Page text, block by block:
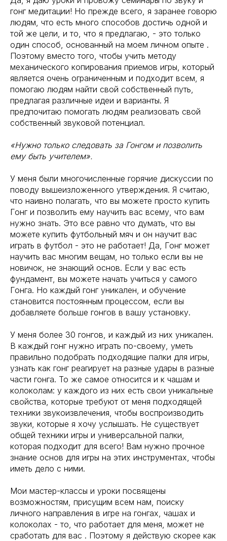
гонг медитации! Но прежде всего, я заранее говорю
людям, что есть много способов достичь одной и
той же цели, и то, что я предлагаю, - это только
один способ, основанный на моем личном опыте .
Поэтому вместо того, чтобы учить методу
механического копирования приемов игры, который
является очень ограниченным и подходит всем, я
помогаю людям найти свой собственный путь,
предлагая различные идеи и варианты. Я
предпочитаю помогать людям реализовать свой
собственный звуковой потенциал.
«Нужно только следовать за Гонгом и позволить
ему быть учителем».
У меня были многочисленные горячие дискуссии по
поводу вышеизложенного утверждения. Я считаю,
что наивно полагать, что вы можете просто купить
Гонг и позволить ему научить вас всему, что вам
нужно знать. Это все равно что думать, что вы
можете купить футбольный мяч и он научит вас
играть в футбол - это не работает! Да, Гонг может
научить вас многим вещам, но только если вы не
новичок, не знающий основ. Если у вас есть
фундамент, вы можете начать учиться у самого
Гонга. Но каждый гонг уникален, и обучение
становится постоянным процессом, если вы
добавляете больше гонгов в вашу установку.
У меня более 30 гонгов, и каждый из них уникален.
В каждый гонг нужно играть по-своему, уметь
правильно подобрать подходящие палки для игры,
узнать как гонг реагирует на разные удары в разные
части гонга. То же самое относится и к чашам и
колоколам: у каждого из них есть свои уникальные
свойства, которые требуют от меня подходящей
техники звукоизвлечения, чтобы воспроизводить
звуки, которые я хочу услышать. Не существует
общей техники игры и универсальной палки,
которая подходит для всего! Вам нужно прочное
знание основ для игры на этих инструментах, чтобы
иметь дело с ними.
Мои мастер-классы и уроки посвящены
возможностям, присущим всем нам, поиску
личного направления в игре на гонгах, чашах и
колоколах - то, что работает для меня, может не
сработать для вас . Поэтому я действую скорее как